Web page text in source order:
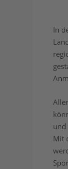
In
Mit